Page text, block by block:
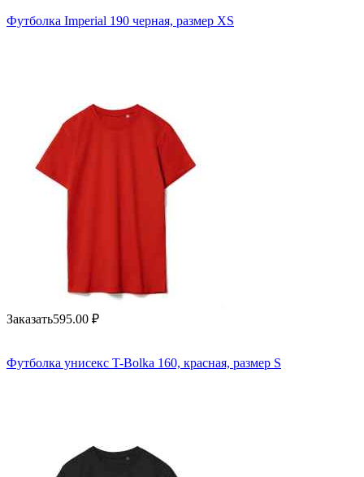
Футболка Imperial 190 черная, размер XS
Заказать595.00 ₽
Футболка унисекс T-Bolka 160, красная, размер S